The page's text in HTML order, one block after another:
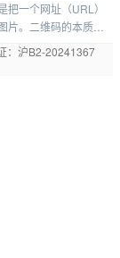
到文件，点击“分享”
、要不要密码、有效
给别人了。优点
一个网址（URL）
。二维码的本质是
，它更像是一种编码
代表二进制的“1”和
沪B2-20241367